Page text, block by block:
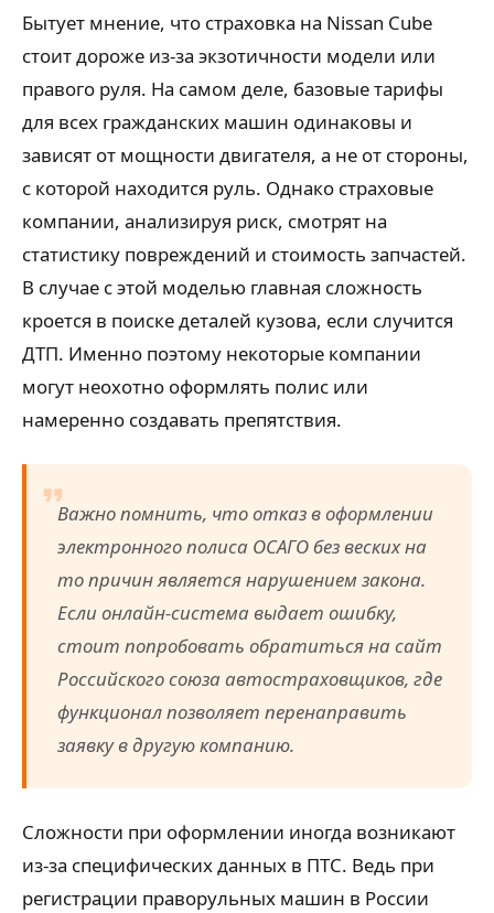
Бытует мнение, что страховка на Nissan Cube
стоит дороже из-за экзотичности модели или
правого руля. На самом деле, базовые тарифы
для всех гражданских машин одинаковы и
зависят от мощности двигателя, а не от стороны,
с которой находится руль. Однако страховые
компании, анализируя риск, смотрят на
статистику повреждений и стоимость запчастей.
В случае с этой моделью главная сложность
кроется в поиске деталей кузова, если случится
ДТП. Именно поэтому некоторые компании
могут неохотно оформлять полис или
намеренно создавать препятствия.
Важно помнить, что отказ в оформлении
электронного полиса ОСАГО без веских на
то причин является нарушением закона.
Если онлайн-система выдает ошибку,
стоит попробовать обратиться на сайт
Российского союза автостраховщиков, где
функционал позволяет перенаправить
заявку в другую компанию.
Сложности при оформлении иногда возникают
из-за специфических данных в ПТС. Ведь при
регистрации праворульных машин в России